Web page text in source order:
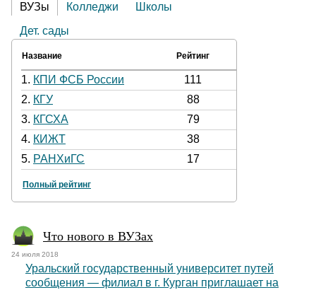
ВУЗы Колледжи
Школы
Дет. сады
Название Рейтинг
1. КПИ ФСБ России
111
2. КГУ
88
3. КГСХА
79
4. КИЖТ
38
5. РАНХиГС 17
Полный рейтинг
Что нового в ВУЗах
24 июля 2018
Уральский государственный университет путей
сообщения — филиал в г. Курган приглашает на